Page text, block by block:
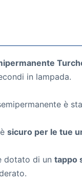
in lampada.
è
sicuro per le tue
dotato di un tappo